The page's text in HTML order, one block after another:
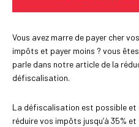
Vous avez marre de payer cher
impôts et payer moins ? vous
parle dans notre article de la
défiscalisation.
La défiscalisation est possible et
réduire vos impôts jusqu’à 35% et